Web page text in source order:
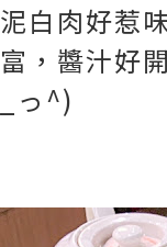
白肉好惹
，醬汁好
っ^)